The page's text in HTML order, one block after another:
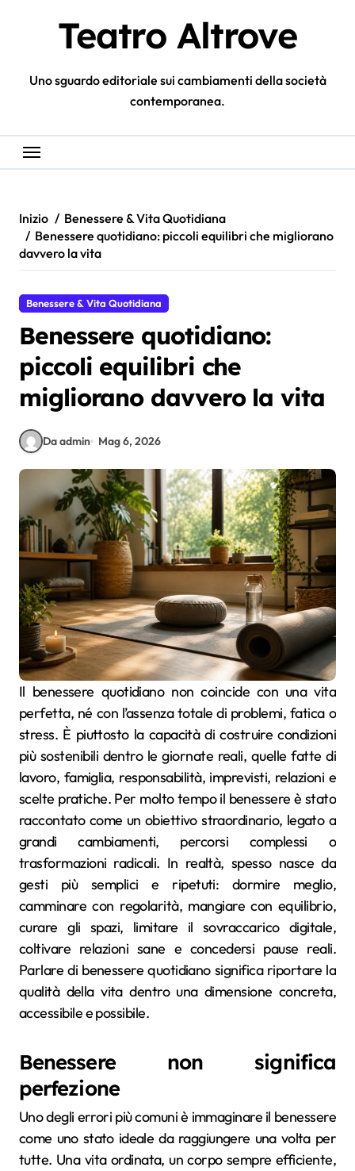
Teatro Altrove
Uno sguardo editoriale sui cambiamenti della società
contemporanea.
Inizio
Benessere & Vita Quotidiana
Benessere quotidiano: piccoli equilibri che migliorano
davvero la vita
Benessere & Vita Quotidiana
Benessere quotidiano:
piccoli equilibri che
migliorano davvero la vita
Da admin Mag 6, 2026
Il benessere quotidiano non coincide con una vita
perfetta, né con l’assenza totale di problemi, fatica o
stress. È piuttosto la capacità di costruire condizioni
più sostenibili dentro le giornate reali, quelle fatte di
lavoro, famiglia, responsabilità, imprevisti, relazioni e
scelte pratiche. Per molto tempo il benessere è stato
raccontato come un obiettivo straordinario, legato a
grandi cambiamenti, percorsi complessi o
trasformazioni radicali. In realtà, spesso nasce da
gesti più semplici e ripetuti: dormire meglio,
camminare con regolarità, mangiare con equilibrio,
curare gli spazi, limitare il sovraccarico digitale,
coltivare relazioni sane e concedersi pause reali.
Parlare di benessere quotidiano significa riportare la
qualità della vita dentro una dimensione concreta,
accessibile e possibile.
Benessere non significa
perfezione
Uno degli errori più comuni è immaginare il benessere
come uno stato ideale da raggiungere una volta per
tutte. Una vita ordinata, un corpo sempre efficiente,